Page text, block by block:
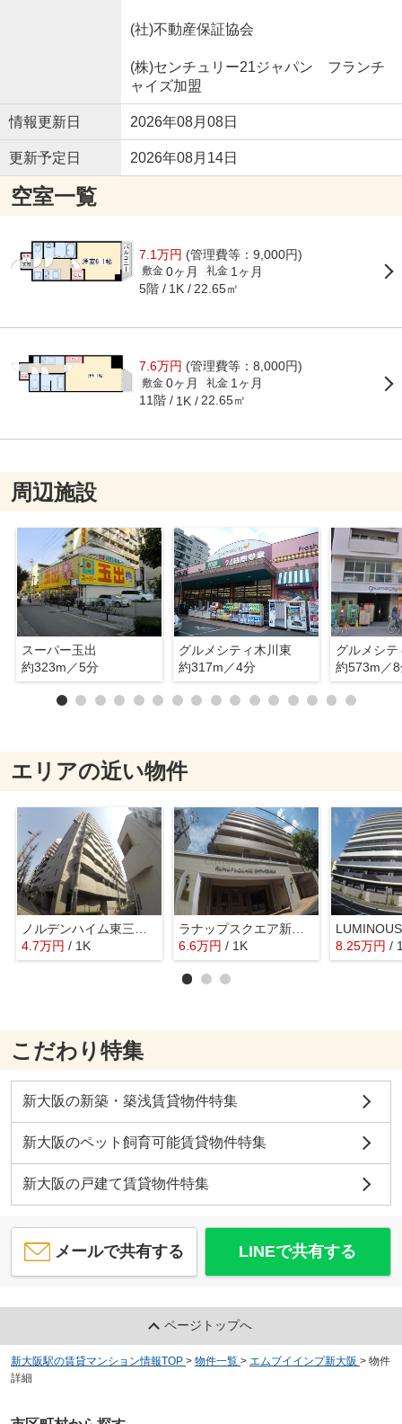
(社)不動産保証協会
(株)センチュリー21ジャパン フランチ
ャイズ加盟
情報更新日 2026年08月08日
更新予定日 2026年08月14日
空室一覧
7.1万円 (管理費等：9,000円)
敷金 0ヶ月 礼金 1ヶ月
5階 1K 22.65㎡
7.6万円 (管理費等：8,000円)
敷金 0ヶ月 礼金 1ヶ月
11階 1K 22.65㎡
周辺施設
スーパー玉出
約323m／5分
グルメシティ木川東
約317m／4分
グルメシ
約573m／
エリアの近い物件
ノルデンハイム東三国3Ａ棟
4.7万円 / 1K
ラナップスクエア新大阪
6.6万円 / 1K
8.25万円 /
こだわり特集
新大阪の新築・築浅賃貸物件特集
新大阪のペット飼育可能賃貸物件特集
新大阪の戸建て賃貸物件特集
メールで共有する LINEで共有する
ページトップへ
新大阪駅の賃貸マンション情報TOP > 物件一覧 > エムブイインプ新大阪 > 物件
詳細